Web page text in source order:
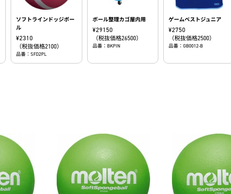
ソフトラインドッジボー
ル
¥2310
（税抜価格2100）
品番：SFD2PL
ボール整理カゴ屋内用
¥29150
（税抜価格26500）
品番：BKPIN
ゲームベストジュニア
¥2750
（税抜価格2500）
品番：GB0012-B